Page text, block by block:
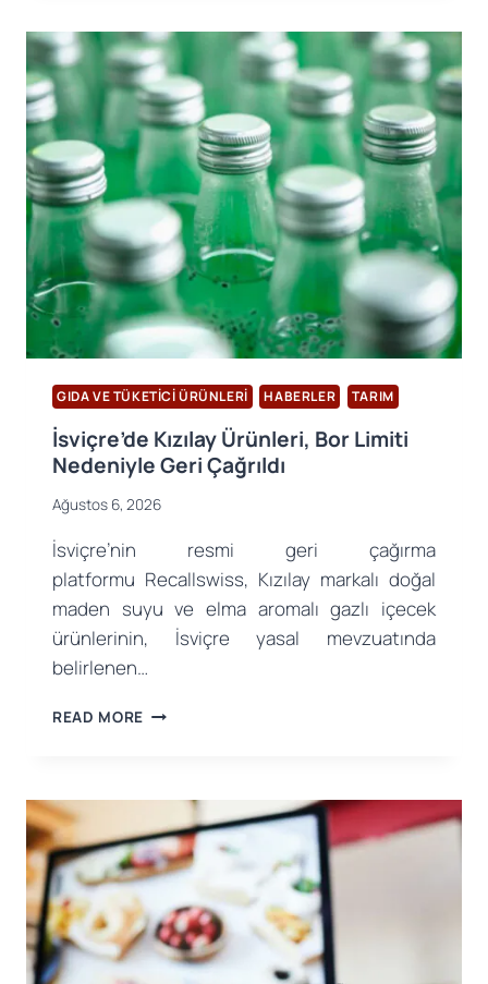
BAŞKANINA
TEBRIK
ZIYARETI
GERÇEKLEŞTIRILDI
GIDA VE TÜKETICI ÜRÜNLERI HABERLER TARIM
İsviçre’de Kızılay Ürünleri, Bor Limiti
Nedeniyle Geri Çağrıldı
Ağustos 6, 2026
İsviçre’nin resmi geri çağırma
platformu Recallswiss, Kızılay markalı doğal
maden suyu ve elma aromalı gazlı içecek
ürünlerinin, İsviçre yasal mevzuatında
belirlenen…
READ MORE İSVIÇRE’DE
LIMITI
NEDENIYLE
GERI
ÇAĞRILDI